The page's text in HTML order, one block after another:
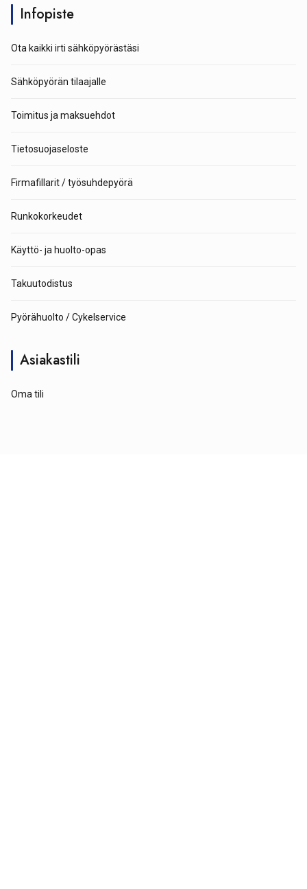
Infopiste
Ota kaikki irti sähköpyörästäsi
Sähköpyörän tilaajalle
Toimitus ja maksuehdot
Tietosuojaseloste
Firmafillarit / työsuhdepyörä
Runkokorkeudet
Käyttö- ja huolto-opas
Takuutodistus
Pyörähuolto / Cykelservice
Asiakastili
Oma tili